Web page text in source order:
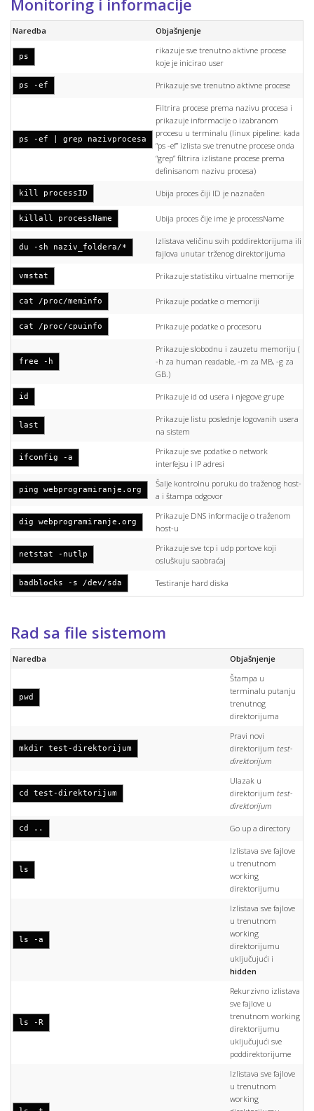
Naredba Objašnjenje
ps
rikazuje sve trenutno aktivne procese
koje je inicirao user
ps -ef Prikazuje sve trenutno aktivne procese
ps -ef | grep nazivprocesa
Filtrira procese prema nazivu procesa i
prikazuje informacije o izabranom
procesu u terminalu (linux pipeline: kada
“ps -ef” izlista sve trenutne procese onda
“grep” filtrira izlistane procese prema
definisanom nazivu procesa)
kill processID Ubija proces čiji ID je naznačen
killall processName Ubija proces čije ime je processName
du -sh naziv_foldera/*
Izlistava veličinu svih poddirektorijuma ili
fajlova unutar trženog direktorijuma
vmstat Prikazuje statistiku virtualne memorije
cat /proc/meminfo Prikazuje podatke o memoriji
cat /proc/cpuinfo Prikazuje podatke o procesoru
free -h
Prikazuje slobodnu i zauzetu memoriju (
-h za human readable, -m za MB, -g za
GB.)
id Prikazuje id od usera i njegove grupe
last
Prikazuje listu poslednje logovanih usera
na sistem
ifconfig -a
Prikazuje sve podatke o network
interfejsu i IP adresi
ping webprogramiranje.org
Šalje kontrolnu poruku do traženog host-
a i štampa odgovor
dig webprogramiranje.org
Prikazuje DNS informacije o traženom
host-u
netstat -nutlp
Prikazuje sve tcp i udp portove koji
osluškuju saobraćaj
badblocks -s /dev/sda Testiranje hard diska
Rad sa file sistemom
Naredba Objašnjenje
pwd
Štampa u
terminalu putanju
trenutnog
direktorijuma
mkdir test-direktorijum
Pravi novi
direktorijum test-
direktorijum
cd test-direktorijum
Ulazak u
direktorijum test-
direktorijum
cd .. Go up a directory
ls
Izlistava sve fajlove
u trenutnom
working
direktorijumu
ls -a
Izlistava sve fajlove
u trenutnom
working
direktorijumu
uključujući i
hidden
ls -R
Rekurzivno izlistava
sve fajlove u
trenutnom working
direktorijumu
uključujući sve
poddirektorijume
Izlistava sve fajlove
u trenutnom
working